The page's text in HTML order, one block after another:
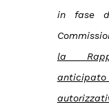
in fase
la